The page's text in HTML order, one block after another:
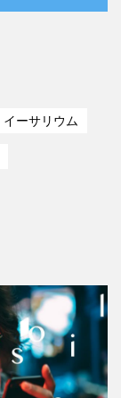
イーサリウム